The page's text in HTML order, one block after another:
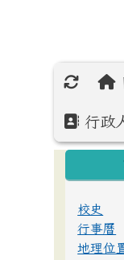
行政
:::
校史
行事曆
地理位